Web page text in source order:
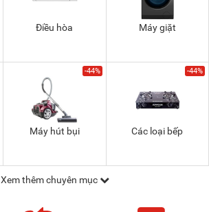
Điều hòa Máy giặt
-44%
Máy hút bụi
-44%
Các loại bếp
Xem thêm chuyên mục